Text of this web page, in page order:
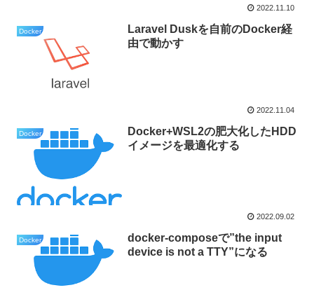
2022.11.10
Docker
Laravel Duskを自前のDocker経
由で動かす
2022.11.04
Docker
Docker+WSL2の肥大化したHDD
イメージを最適化する
2022.09.02
Docker
docker-composeで”the input
device is not a TTY”になる